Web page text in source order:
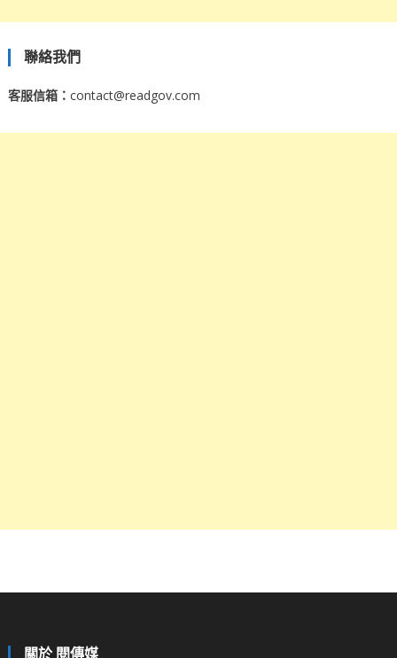
聯絡我們
客服信箱： contact@readgov.com
關於 閱傳媒